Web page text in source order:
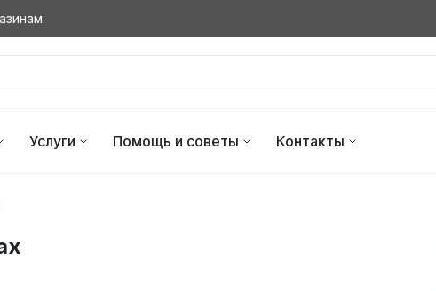
Услуги Помощь и советы Контакты